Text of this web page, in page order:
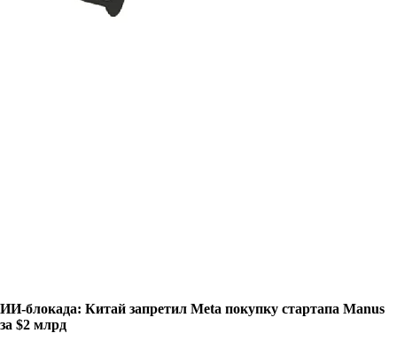
ИИ-блокада: Китай запретил Meta покупку стартапа Manus
за $2 млрд